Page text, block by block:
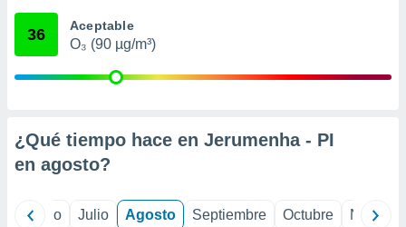
mediante
publicidad
36 Aceptable
O₃ (90 µg/m³)
¿Qué tiempo hace en Jerumenha - PI
en agosto?
Junio Julio Agosto Septiembre Octubre